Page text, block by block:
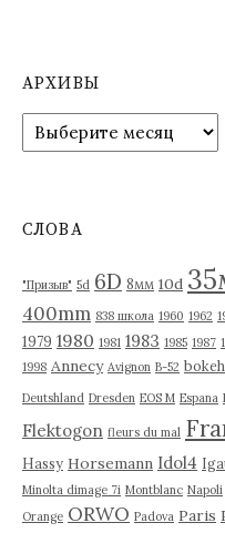
АРХИВЫ
р
в
СЛОВА
"Призыв" 5d 6D 8мм 10d
400mm 838 школа 1960 1962
1979 1980 1981 1983 1985 1987
1998 Annecy Avignon B-52 bokeh
Deutshland Dresden EOS M Espana
Flektogon fleurs du mal
Hassy Horsemann Idol4
Minolta dimage 7i Montblanc Napoli
Orange ORWO Padova Paris